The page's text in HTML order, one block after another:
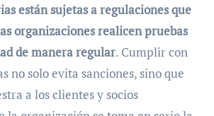
están sujetas a regulaciones que
organizaciones realicen pruebas
de manera regular. Cumplir con
no solo evita sanciones, sino que
a los clientes y socios